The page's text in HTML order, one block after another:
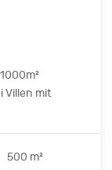
Villen mit
500 m²